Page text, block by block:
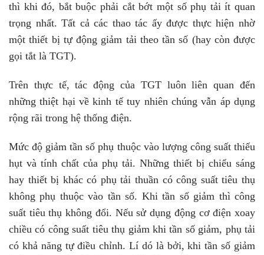
thì khi đó, bắt buộc phải cắt bớt một số phụ tải ít quan
trọng nhất. Tất cả các thao tác ấy được thực hiện nhờ
một thiết bị tự động giảm tải theo tần số (hay còn được
gọi tắt là TGT).
Trên thực tế, tác động của TGT luôn liên quan đến
những thiệt hại về kinh tế tuy nhiên chúng vẫn áp dụng
rộng rãi trong hệ thống điện.
Mức độ giảm tần số phụ thuộc vào lượng công suất thiếu
hụt và tính chất của phụ tải. Những thiết bị chiếu sáng
hay thiết bị khác có phụ tải thuần có công suất tiêu thụ
không phụ thuộc vào tần số. Khi tần số giảm thì công
suất tiêu thụ không đổi. Nếu sử dụng động cơ điện xoay
chiều có công suất tiêu thụ giảm khi tần số giảm, phụ tải
có khả năng tự điều chỉnh. Lí dó là bởi, khi tần số giảm